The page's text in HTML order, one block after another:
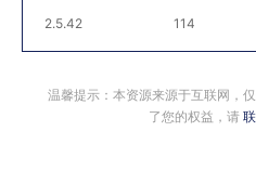
2.5.42 114
温馨提示：本资源来源于互联网，
了您的权益，请